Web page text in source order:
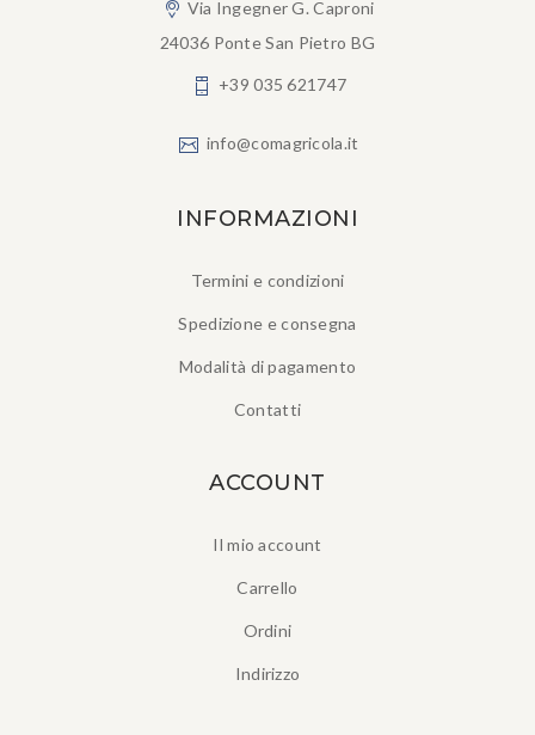
Via Ingegner G. Caproni
24036 Ponte San Pietro BG
+39 035 621747
info@comagricola.it
INFORMAZIONI
Termini e condizioni
Spedizione e consegna
Modalità di pagamento
Contatti
ACCOUNT
Il mio account
Carrello
Ordini
Indirizzo